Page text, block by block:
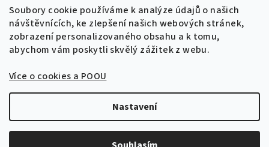
Soubory cookie používáme k analýze údajů o našich
návštěvnících, ke zlepšení našich webových stránek,
zobrazení personalizovaného obsahu a k tomu,
abychom vám poskytli skvělý zážitek z webu.
Více o cookies a POOU
Nastavení
+420 604 485 792
info@supernoty.cz
V pracovních dnech od 8:00 do 17:00
VISA
🎸 Naladíme tě na nové zpěvníky!
Získej tipy, novinky a 10 % slevuna první
objednávku.
Přihlásit se k odběru
Zásady zpracování osobních údajů